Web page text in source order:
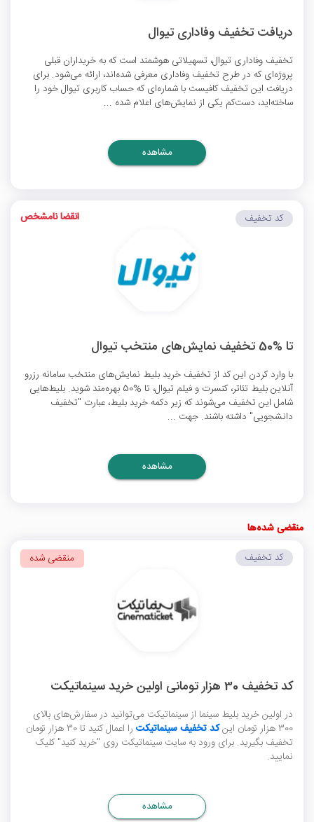
دریافت تخفیف وفاداری تیوال
تخفیف وفاداری تیوال، تسهیلاتی هوشمند است که به خریداران قبلی
پروژه‌ای که در طرح تخفیف وفاداری معرفی شده‌اند، ارائه می‌شود. برای
دریافت این تخفیف کافیست با شماره‌ای که حساب کاربری تیوال خود را
ساخته‌اید، دست‌کم یکی از نمایش‌های اعلام شده ...
مشاهده
تا %50 تخفیف نمایش‌های منتخب تیوال
با وارد کردن این کد از تخفیف خرید بلیط نمایش‌های منتخب سامانه‌ رزرو
آنلاین بلیط تئاتر، کنسرت و فیلم تیوال، تا %50 بهره‌مند شوید. بلیط‌هایی
شامل این تخفیف می‌شوند که زیر دکمه خرید بلیط، عبارت "تخفیف
دانشجویی" داشته باشند. جهت ...
کد تخفیف انقضا نامشخص
مشاهده
منقضی شده‌ها
کد تخفیف 30 هزار تومانی اولین خرید سینماتیکت
در اولین خرید بلیط سینما از سینماتیکت می‌توانید در سفارش‌های بالای
300 هزار تومان این
کد تخفیف سینماتیکت
را اعمال کنید تا 30 هزار تومان
تخفیف بگیرید. برای ورود به سایت سینماتیکت روی "خرید کنید" کلیک
نمایید.
کد تخفیف منقضی شده
مشاهده